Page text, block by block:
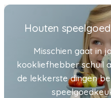
Houten
Misschien gaat in
kookliefhebber schuil
de lekkerste dingen